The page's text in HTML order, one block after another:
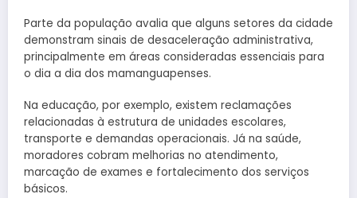
Parte da população avalia que alguns setores da cidade
demonstram sinais de desaceleração administrativa,
principalmente em áreas consideradas essenciais para
o dia a dia dos mamanguapenses.
Na educação, por exemplo, existem reclamações
relacionadas à estrutura de unidades escolares,
transporte e demandas operacionais. Já na saúde,
moradores cobram melhorias no atendimento,
marcação de exames e fortalecimento dos serviços
básicos.